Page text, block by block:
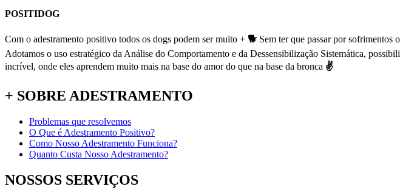
POSITIDOG
Com o adestramento positivo todos os dogs podem ser muito + 🐕 Sem ter que passar por sofrimentos
Adotamos o uso estratégico da Análise do Comportamento e da Dessensibilização Sistemática,
incrível, onde eles aprendem muito mais na base do amor do que na base da bronca ✌
+ SOBRE ADESTRAMENTO
Problemas que resolvemos
O Que é Adestramento Positivo?
Como Nosso Adestramento Funciona?
Quanto Custa Nosso Adestramento?
NOSSOS SERVIÇOS